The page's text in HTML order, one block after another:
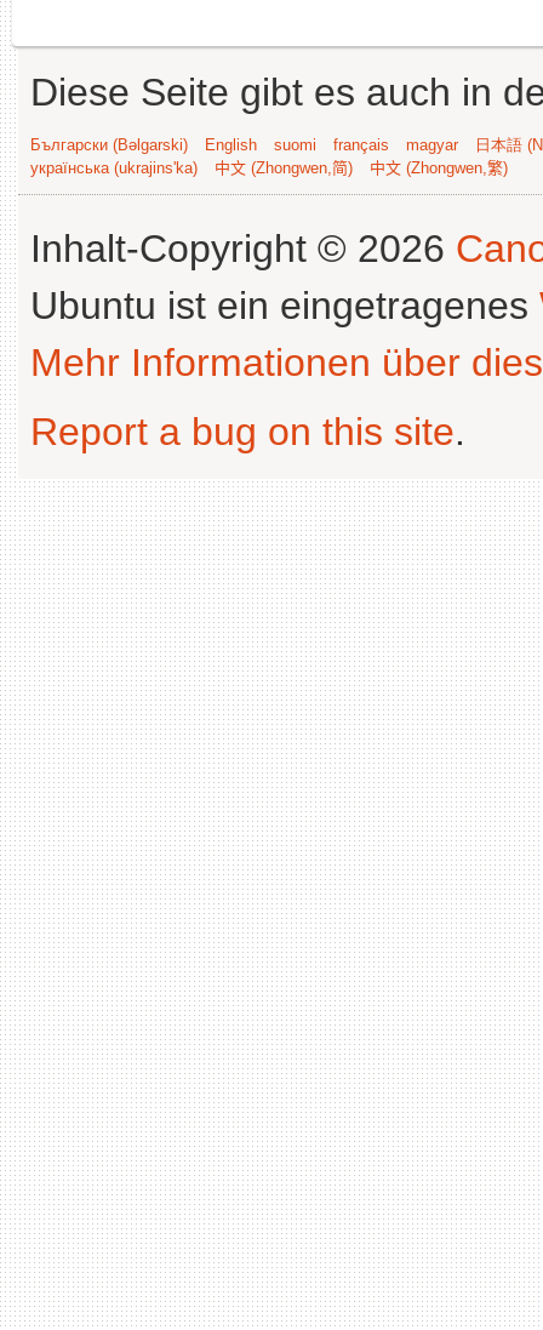
Diese Seite gibt es auch in
Български (Bəlgarski) English suomi français magyar
日本語
українська (ukrajins'ka)
中文 (Zhongwen,简) 中文 (Zhongwen,繁)
Inhalt-Copyright © 2026
Ubuntu ist ein eingetragenes
Mehr Informationen über
Report a bug on this site.